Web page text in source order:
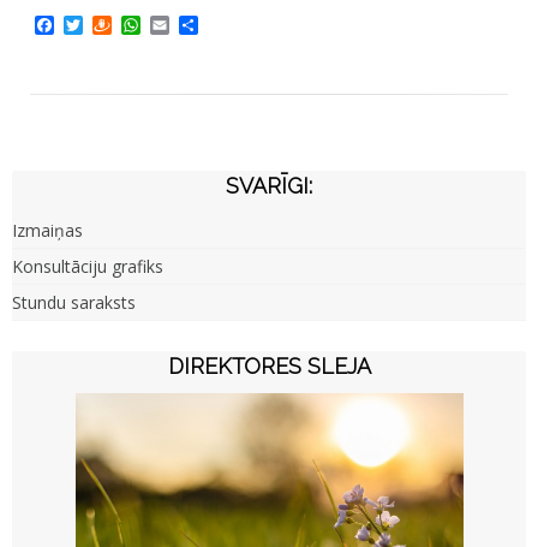
Facebook
TwitterDraugiem
WhatsApp
Email
SVARĪGI:
Izmaiņas
Konsultāciju grafiks
Stundu saraksts
DIREKTORES SLEJA